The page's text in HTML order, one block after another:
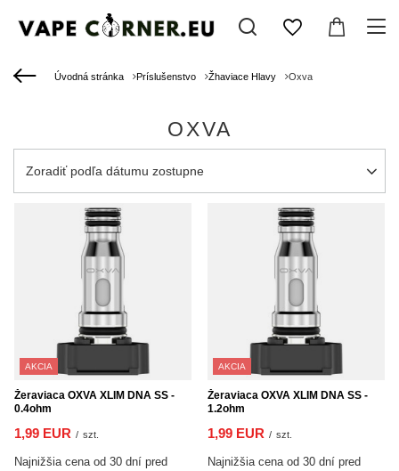
Úvodná stránka Príslušenstvo Žhaviace Hlavy Oxva
OXVA
Zmień sortowanie
Zoradiť podľa dátumu zostupne
AKCIA
Žeraviaca OXVA XLIM DNA SS -
0.4ohm
1,99 EUR / szt.
Najnižšia cena od 30 dní pred
AKCIA
Žeraviaca OXVA XLIM DNA SS -
1.2ohm
1,99 EUR / szt.
Najnižšia cena od 30 dní pred